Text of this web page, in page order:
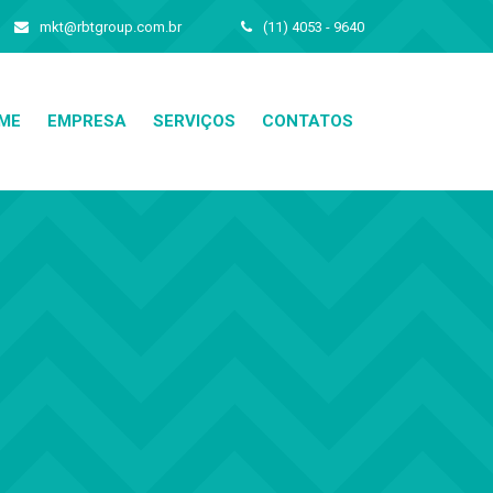
mkt@rbtgroup.com.br (11) 4053 - 9640
EMPRESA SERVIÇOS CONTATOS